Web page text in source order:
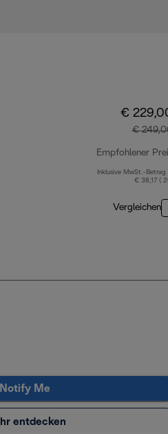
€
€
Empfohlener
Inklusive MwSt.-Betrag
€ 38,17 (
Vergleichen
Notify Me
entdecken